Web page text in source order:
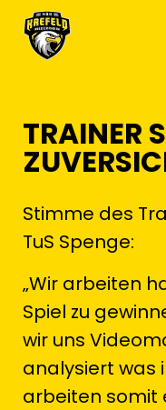
TRAINER
Stimme des
TuS Spenge:
„Wir arbeiten
Spiel zu
wir uns
analysiert was
arbeiten somit